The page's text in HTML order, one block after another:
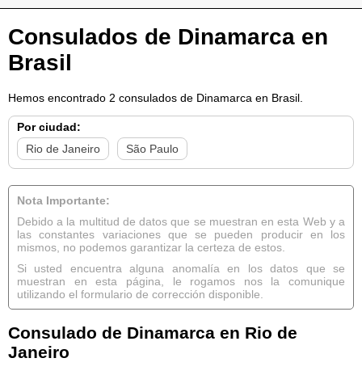
Consulados de Dinamarca en
Brasil
Hemos encontrado 2 consulados de Dinamarca en Brasil.
Por ciudad:
Rio de Janeiro
São Paulo
Nota Importante:
Debido a la multitud de datos que se muestran en esta Web y a
las constantes variaciones que se pueden producir en los
mismos, no podemos garantizar la certeza de estos.
Si usted encuentra alguna anomalía en los datos que se
muestran en esta página, le rogamos nos la comunique
utilizando el formulario de corrección disponible.
Consulado de Dinamarca en Rio de
Janeiro